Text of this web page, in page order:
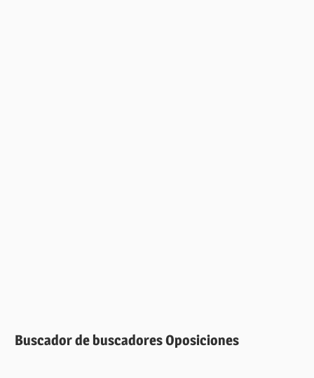
Buscador de buscadores Oposiciones